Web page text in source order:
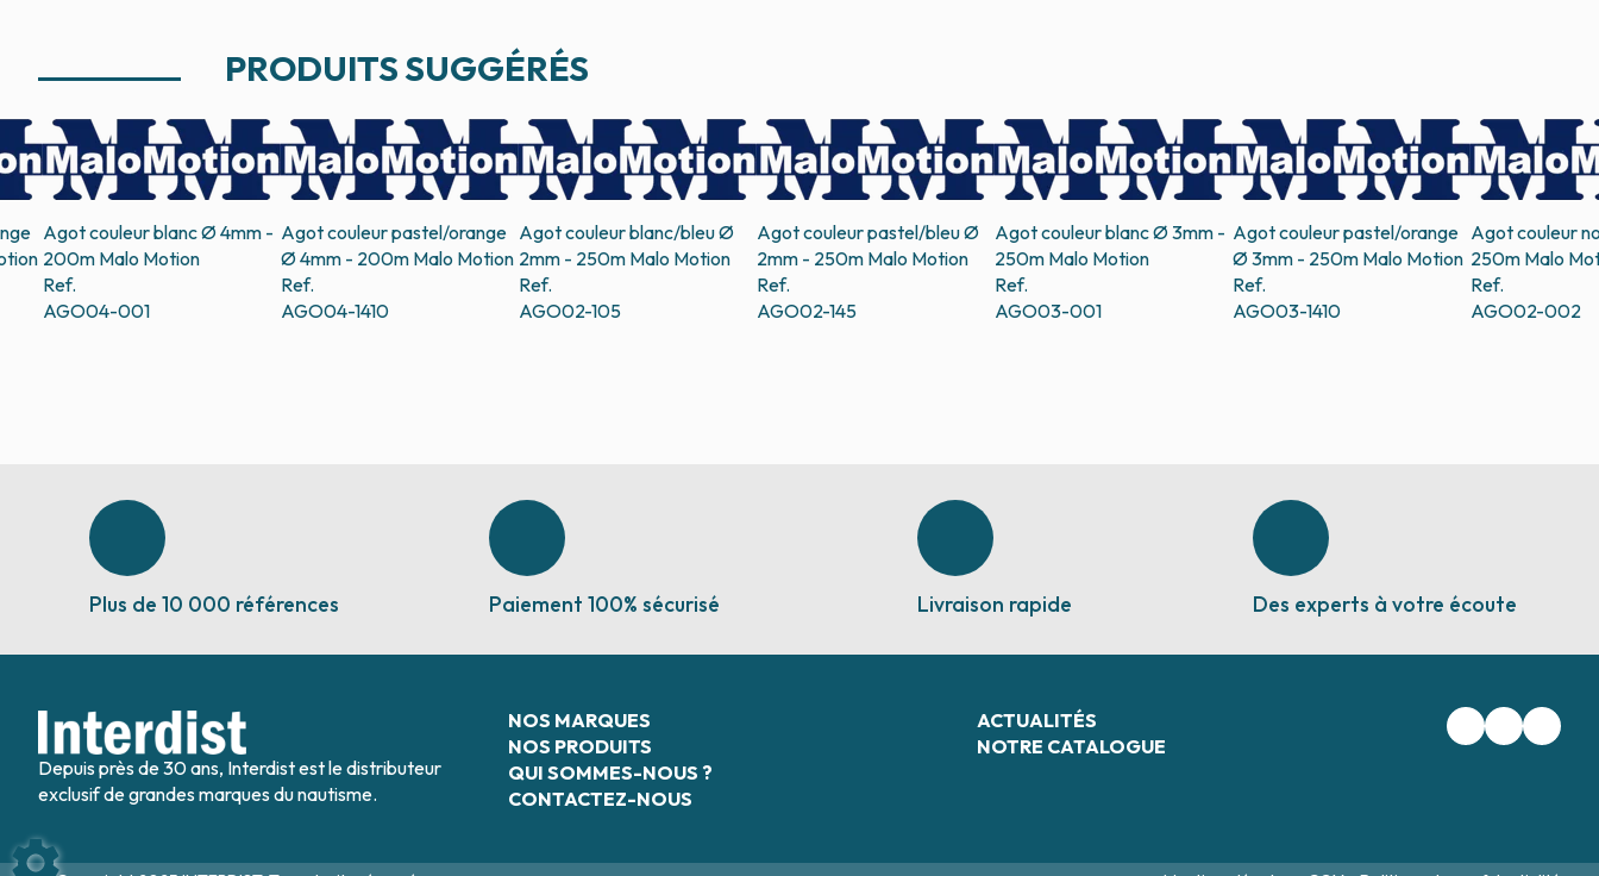
PRODUITS SUGGÉRÉS
Agot couleur blanc Ø 4mm -
200m Malo Motion
Ref.
AGO04-001
Agot couleur pastel/orange
Ø 4mm - 200m Malo Motion
Ref.
AGO04-1410
Agot couleur blanc/bleu Ø
2mm - 250m Malo Motion
Ref.
AGO02-105
Agot couleur pastel/bleu Ø
2mm - 250m Malo Motion
Ref.
AGO02-145
Agot couleur blanc Ø 3mm -
250m Malo Motion
Ref.
AGO03-001
Agot couleur pastel/orange
Ø 3mm - 250m Malo Motion
Ref.
AGO03-1410
Agot couleur
250m Malo
Ref.
AGO02-002
Plus de 10 000 références Paiement 100% sécurisé Livraison rapide Des experts à votre écoute
Depuis près de 30 ans, Interdist est le distributeur
exclusif de grandes marques du nautisme.
NOS MARQUES
NOS PRODUITS
QUI SOMMES-NOUS ?
CONTACTEZ-NOUS
ACTUALITÉS
NOTRE CATALOGUE